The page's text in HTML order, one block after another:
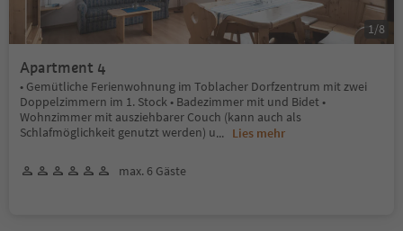
Apartment 4
• Gemütliche Ferienwohnung im Toblacher Dorfzentrum mit zwei
Doppelzimmern im 1. Stock • Badezimmer mit und Bidet •
Wohnzimmer mit ausziehbarer Couch (kann auch als
Schlafmöglichkeit genutzt werden) u... Lies mehr
max. 6 Gäste
1/8